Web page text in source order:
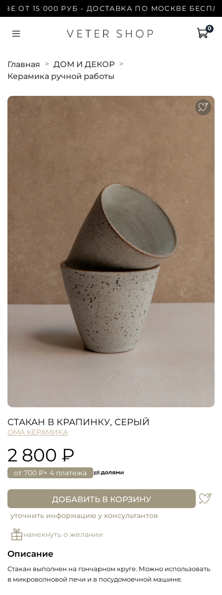
15 000 РУБ - ДОСТАВКА ПО МОСКВЕ
0
Главная
ДОМ И ДЕКОР
Керамика ручной работы
СТАКАН В КРАПИНКУ, СЕРЫЙ
ОМА КЕРАМИКА
2 800 ₽
от 700 ₽× 4 платежа
ДОБАВИТЬ В КОРЗИНУ
уточнить информацию у консультантов
намекнуть о желании
Описание
Стакан выполнен на гончарном круге. Можно использовать
в микроволновой печи и в посудомоечной машине.